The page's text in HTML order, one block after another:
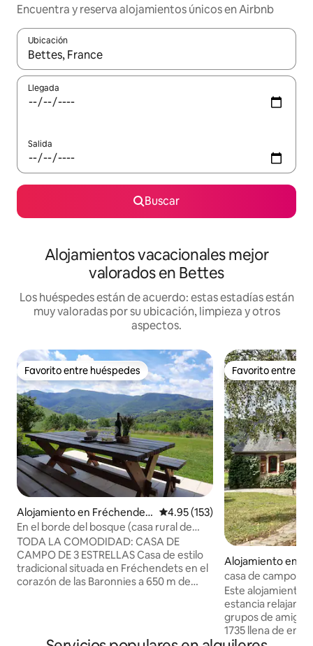
Encuentra y reserva alojamientos únicos en Airbnb
Ubicación
Cuando los resultados estén disponibles, navega con las
Llegada
Salida
Buscar
Alojamientos vacacionales mejor
valorados en Bettes
Los huéspedes están de acuerdo: estas estadías están
muy valoradas por su ubicación, limpieza y otros
aspectos.
Favorito entre huéspedes
Favorito entre huéspedes
Alojamiento en Fréchendet
s
Calificación promedio: 4.95 de
4.95 (153)
En el borde del bosque (casa rural de
3 estrellas)
TODA LA COMODIDAD: CASA DE
CAMPO DE 3 ESTRELLAS Casa de estilo
tradicional situada en Fréchendets en el
corazón de las Baronnies a 650 m de
Favorito entre
Favorito entre
Alojamiento en
casa de campo
Este alojamiento
estancia relajante
grupos de
1735 llena de